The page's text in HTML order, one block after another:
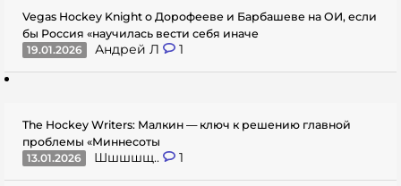
Vegas Hockey Knight о Дорофееве и Барбашеве на ОИ, если
бы Россия «научилась вести себя иначе
19.01.2026
Андрей Л 1
The Hockey Writers: Малкин — ключ к решению главной
проблемы «Миннесоты
13.01.2026
Шшшшщ.. 1